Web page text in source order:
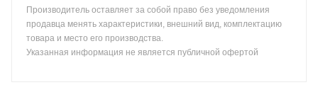
Производитель оставляет за собой право без уведомления
продавца менять характеристики, внешний вид, комплектацию
товара и место его производства.
Указанная информация не является публичной офертой